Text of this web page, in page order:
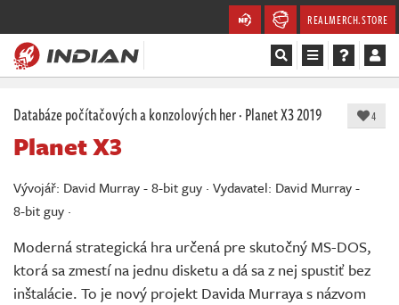
REALMERCH.STORE
Magazín
Recenze
Videa
Databáze
Databáze počítačových a konzolových her·Planet X32019 4
Planet X3
Vývojář: David Murray - 8-bit guy · Vydavatel: David Murray -
8-bit guy ·
Moderná strategická hra určená pre skutočný MS-DOS,
ktorá sa zmestí na jednu disketu a dá sa z nej spustiť bez
inštalácie. To je nový projekt Davida Murraya s názvom